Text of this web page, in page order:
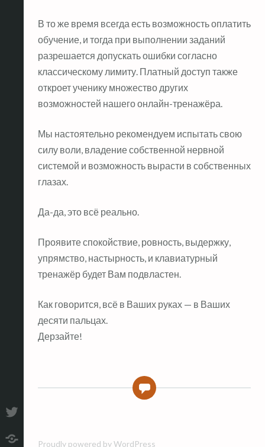
T
В то же время всегда есть возможность оплатить
обучение, и тогда при выполнении заданий
разрешается допускать ошибки согласно
классическому лимиту. Платный доступ также
откроет ученику множество других
возможностей нашего онлайн-тренажёра.
Мы настоятельно рекомендуем испытать свою
силу воли, владение собственной нервной
системой и возможность вырасти в собственных
глазах.
Да-да, это всё реально.
Проявите спокойствие, ровность, выдержку,
упрямство, настырность, и клавиатурный
тренажёр будет Вам подвластен.
Как говорится, всё в Ваших руках — в Ваших
десяти пальцах.
Дерзайте!
6
Proudly powered by WordPress